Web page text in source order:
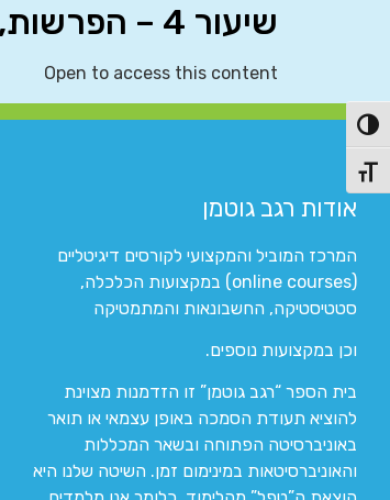
הפעל/כבה ניגודיות גבוהה
מתג גודל גופן
שיעור 4 – הפרשות, התחייבויות תלויות ונכסים תלויים (IAS 37)
Open to access this content
אודות רגב גוטמן
המרכז המוביל והמקצועי לקורסים דיגיטליים
(online courses) במקצועות הכלכלה,
סטטיסטיקה, החשבונאות והמתמטיקה
וכן במקצועות נוספים.
בית הספר “רגב גוטמן” זו הזדמנות מצוינת
להוציא תעודת הסמכה באופן עצמאי או תואר
באוניברסיטה הפתוחה ובשאר המכללות
והאוניברסיטאות במינימום זמן. השיטה שלנו היא